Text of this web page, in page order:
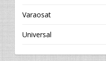
Varaosat
Universal